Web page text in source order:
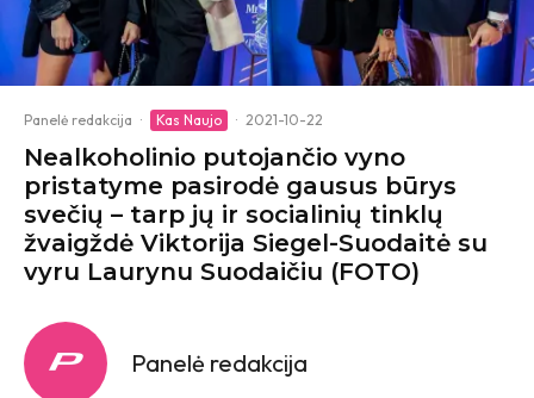
Panelė redakcija · Kas Naujo · 2021-10-22
Nealkoholinio putojančio vyno
pristatyme pasirodė gausus būrys
svečių – tarp jų ir socialinių tinklų
žvaigždė Viktorija Siegel-Suodaitė su
vyru Laurynu Suodaičiu (FOTO)
Panelė redakcija